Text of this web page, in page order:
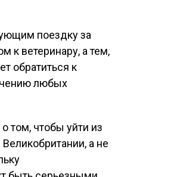
поездку за
к ветеринару, а тем,
обратиться к
любых
том, чтобы уйти из
а не